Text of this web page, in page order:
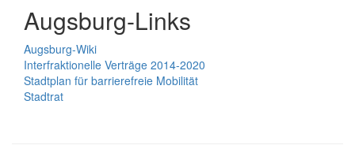
Augsburg-Links
Augsburg-Wiki
Interfraktionelle Verträge 2014-2020
Stadtplan für barrierefreie Mobilität
Stadtrat